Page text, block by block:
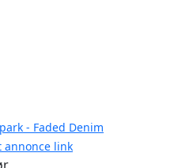
- Faded Denim
annonce link